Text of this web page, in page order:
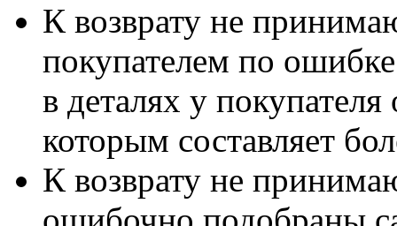
К возврату не
покупателем по
в деталях у
которым составляет
К возврату не